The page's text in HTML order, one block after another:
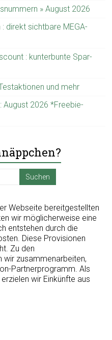
» August 2026
direkt sichtbare MEGA-
: kunterbunte Spar-
und mehr
August 2026 *Freebie-
Webseite bereitgestellten
wir möglicherweise eine
entstehen durch die
Diese Provisionen
Zu den
wir zusammenarbeiten,
Partnerprogramm. Als
wir Einkünfte aus